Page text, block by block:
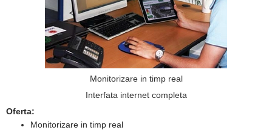
Monitorizare in timp real
Interfata internet completa
Oferta:
Monitorizare in timp real